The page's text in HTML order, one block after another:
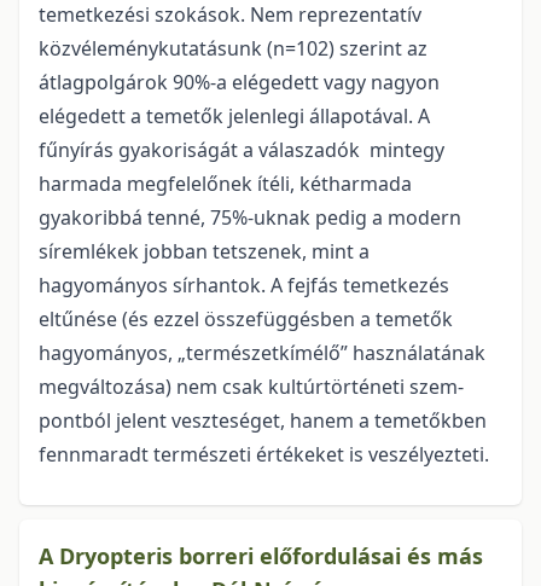
temetkezési szokások. Nem reprezentatív
közvéleménykutatá­sunk (n=102) szerint az
átlagpolgárok 90%-a elégedett vagy nagyon
elégedett a temetők jelenlegi álla­potával. A
fűnyírás gyakoriságát a válaszadók mintegy
harmada megfelelőnek ítéli, kétharmada
gyakoribbá tenné, 75%-uknak pedig a modern
síremlékek job­ban tetszenek, mint a
hagyományos sír­hantok. A fejfás temetkezés
eltűnése (és ezzel összefüggésben a temetők
hagyományos, „természetkí­mélő” használatának
megváltozása) nem csak kultúrtörténeti szem­
pontból jelent veszteséget, hanem a temetőkben
fennmaradt természeti értékeket is veszélyezteti.
A Dryopteris borreri előfordulásai és más